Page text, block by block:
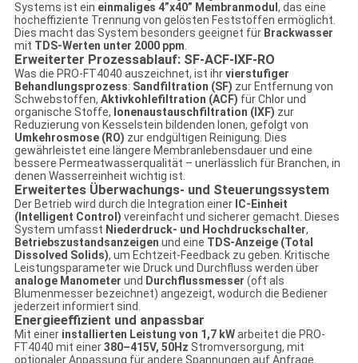
Systems ist ein einmaliges 4”x40” Membranmodul , das eine
hocheffiziente Trennung von gelösten Feststoffen ermöglicht.
Dies macht das System besonders geeignet für Brackwasser
mit TDS-Werten unter 2000 ppm.
Erweiterter Prozessablauf: SF-ACF-IXF-RO
Was die PRO-FT4040 auszeichnet, ist ihrvierstufiger
Behandlungsprozess: Sandfiltration (SF) zur Entfernung von
Schwebstoffen, Aktivkohlefiltration (ACF) für Chlor und
organische Stoffe, Ionenaustauschfiltration (IXF) zur
Reduzierung von Kesselstein bildenden Ionen, gefolgt von
Umkehrosmose (RO) zur endgültigen Reinigung. Dies
gewährleistet eine längere Membranlebensdauer und eine
bessere Permeatwasserqualität – unerlässlich für Branchen, in
denen Wasserreinheit wichtig ist.
Erweitertes Überwachungs- und Steuerungssystem
Der Betrieb wird durch die Integration einer IC-Einheit
(Intelligent Control) vereinfacht und sicherer gemacht. Dieses
System umfasst Niederdruck- und Hochdruckschalter,
Betriebszustandsanzeigen und eine TDS-Anzeige (Total
Dissolved Solids), um Echtzeit-Feedback zu geben. Kritische
Leistungsparameter wie Druck und Durchfluss werden über
analoge Manometer und Durchflussmesser (oft als
Blumenmesser bezeichnet) angezeigt, wodurch die Bediener
jederzeit informiert sind.
Energieeffizient und anpassbar
Mit einer installierten Leistung von 1,7 kWarbeitet die PRO-
FT4040 mit einer380–415V, 50Hz Stromversorgung, mit
optionaler Anpassung für andere Spannungen auf Anfrage.